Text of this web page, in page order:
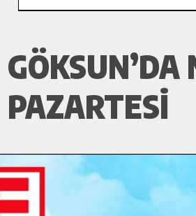
PAZARTESI